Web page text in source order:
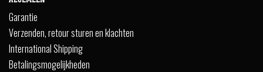
Garantie
Verzenden, retour sturen en klachten
International Shipping
Betalingsmogelijkheden